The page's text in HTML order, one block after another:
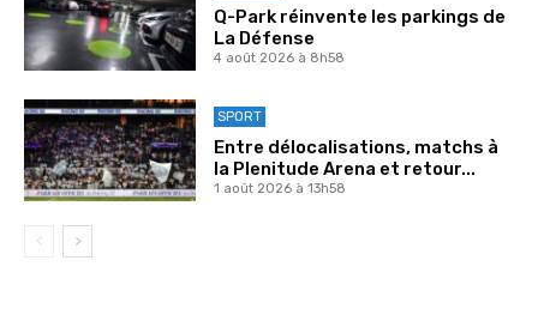
Q-Park réinvente les parkings de
La Défense
4 août 2026 à 8h58
SPORT
Entre délocalisations, matchs à
la Plenitude Arena et retour...
1 août 2026 à 13h58